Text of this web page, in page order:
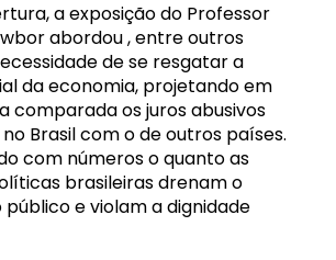
a exposição do Professor
abordou , entre outros
de se resgatar a
da economia, projetando em
comparada os juros abusivos
Brasil com o de outros países.
com números o quanto as
brasileiras drenam o
e violam a dignidade